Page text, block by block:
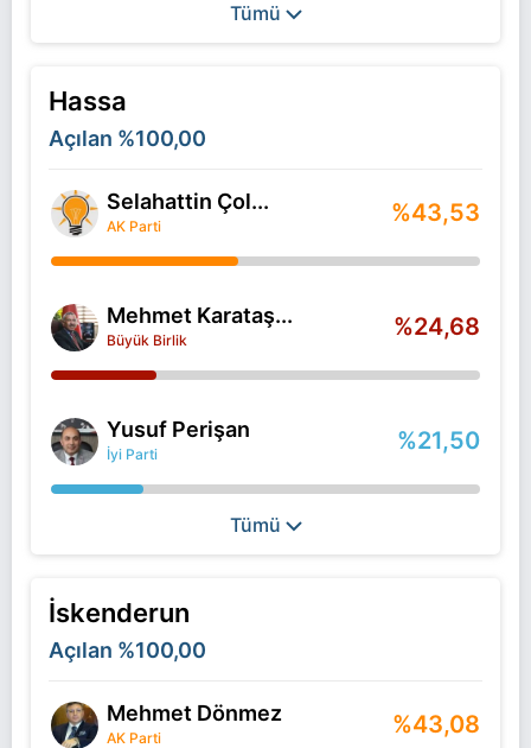
Tümü
Hassa
Açılan %100,00
Selahattin Çol...
AK Parti %43,53
Mehmet Karataş...
Büyük Birlik %24,68
Yusuf Perişan
İyi Parti %21,50
Tümü
İskenderun
Açılan %100,00
Mehmet Dönmez
AK Parti %43,08